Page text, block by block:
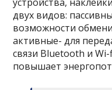
двух видов:
возможности
активные- для
связи Bluetooth и
повышает